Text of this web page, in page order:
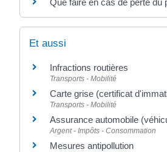
Et aussi
Infractions routières
Transports - Mobilité
Carte grise (certificat
Transports - Mobilité
Assurance automobile
Argent - Impôts - Consommation
Mesures antipollution